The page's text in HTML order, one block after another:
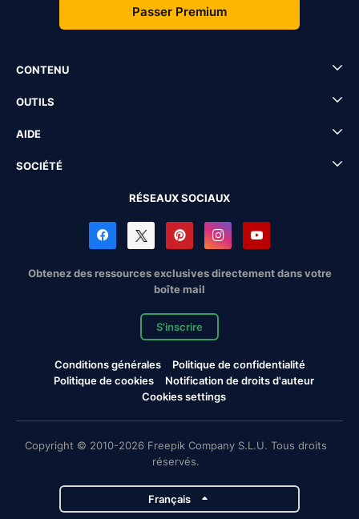
Passer Premium
CONTENU
OUTILS
AIDE
SOCIÉTÉ
RÉSEAUX SOCIAUX
Obtenez des ressources exclusives directement dans votre
boîte mail
S'inscrire
Conditions générales
Politique de confidentialité
Politique de cookies
Notification de droits d'auteur
Cookies settings
Copyright © 2010-2026 Freepik Company S.L.U. Tous droits
réservés.
Français